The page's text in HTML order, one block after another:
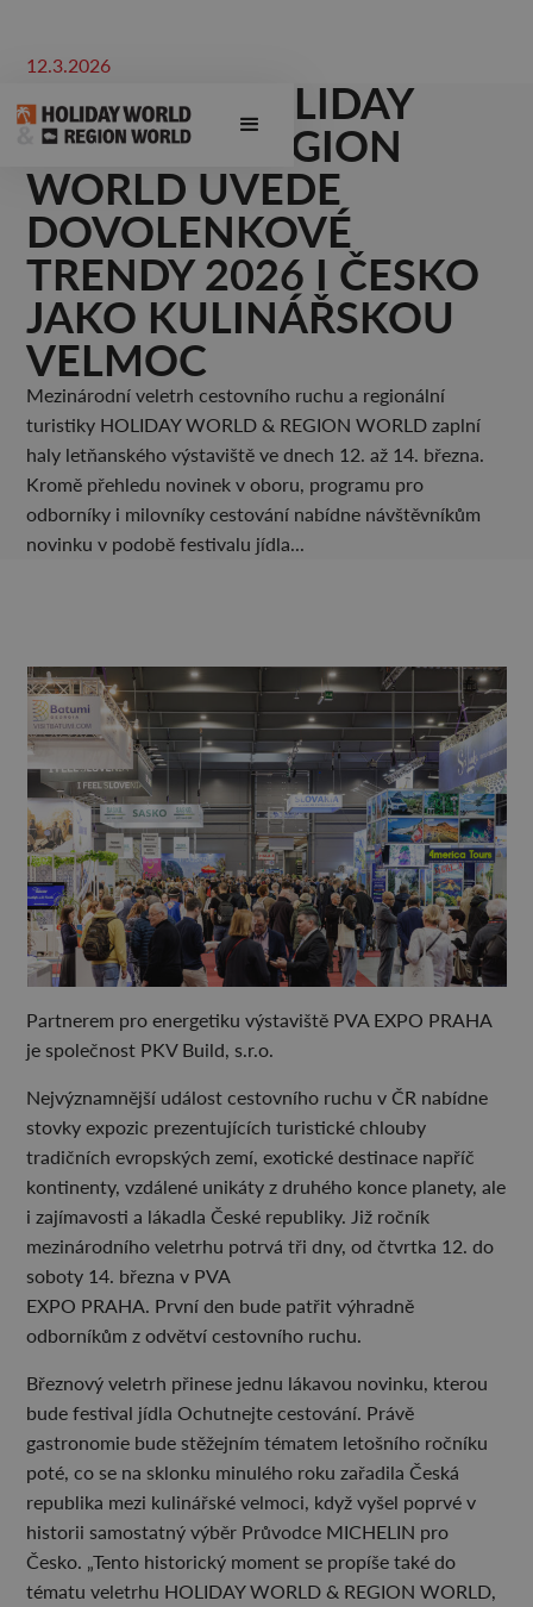
12.3.2026
VELETRH HOLIDAY
WORLD & REGION
WORLD UVEDE
DOVOLENKOVÉ
TRENDY 2026 I ČESKO
JAKO KULINÁŘSKOU
VELMOC
Mezinárodní veletrh cestovního ruchu a regionální
turistiky HOLIDAY WORLD & REGION WORLD zaplní
haly letňanského výstaviště ve dnech 12. až 14. března.
Kromě přehledu novinek v oboru, programu pro
odborníky i milovníky cestování nabídne návštěvníkům
novinku v podobě festivalu jídla...
Partnerem pro energetiku výstaviště PVA EXPO PRAHA
je společnost PKV Build, s.r.o.
Nejvýznamnější událost cestovního ruchu v ČR nabídne
stovky expozic prezentujících turistické chlouby
tradičních evropských zemí, exotické destinace napříč
kontinenty, vzdálené unikáty z druhého konce planety, ale
i zajímavosti a lákadla České republiky. Již ročník
mezinárodního veletrhu potrvá tři dny, od čtvrtka 12. do
soboty 14. března v PVA
EXPO PRAHA. První den bude patřit výhradně
odborníkům z odvětví cestovního ruchu.
Březnový veletrh přinese jednu lákavou novinku, kterou
bude festival jídla Ochutnejte cestování. Právě
gastronomie bude stěžejním tématem letošního ročníku
poté, co se na sklonku minulého roku zařadila Česká
republika mezi kulinářské velmoci, když vyšel poprvé v
historii samostatný výběr Průvodce MICHELIN pro
Česko. „Tento historický moment se propíše také do
tématu veletrhu HOLIDAY WORLD & REGION WORLD,